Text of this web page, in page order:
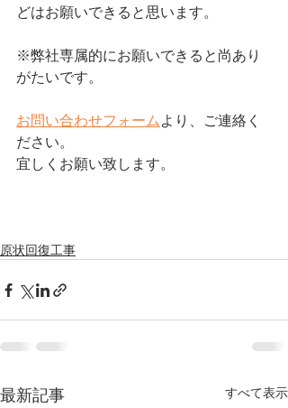
どはお願いできると思います。
※弊社専属的にお願いできると尚あり
がたいです。
お問い合わせフォームより、ご連絡く
ださい。
宜しくお願い致します。
原状回復工事
最新記事 すべて表示